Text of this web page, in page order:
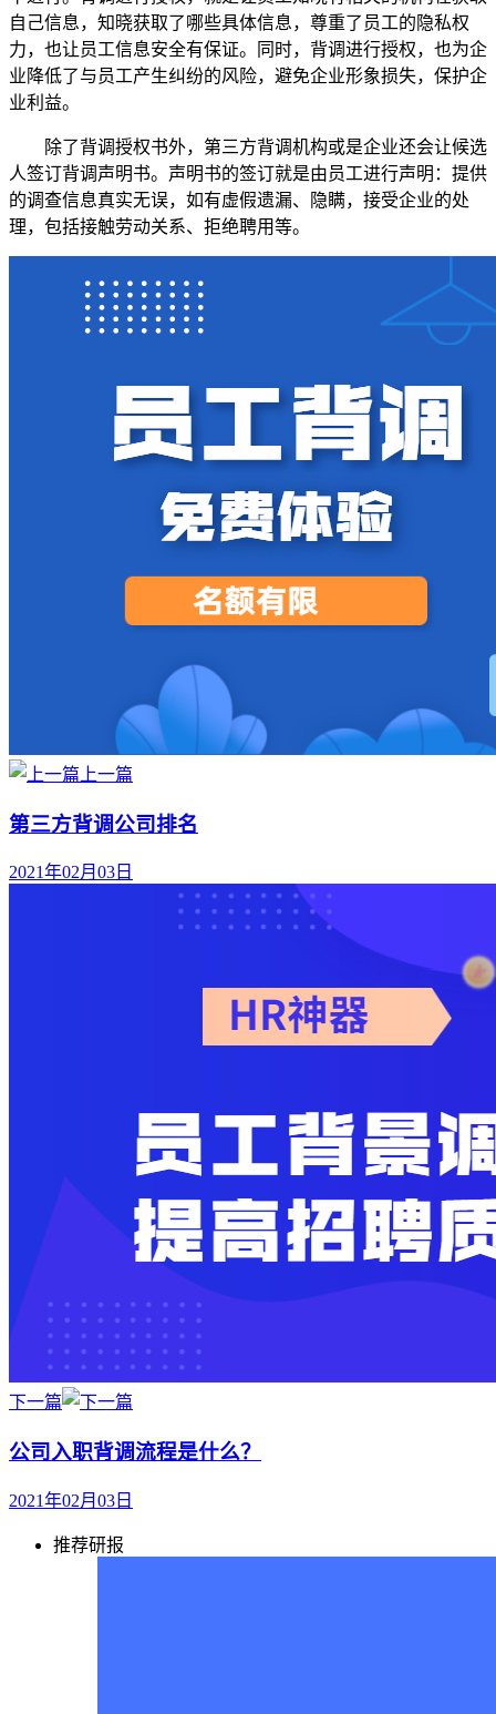
自己信息，知晓获取了哪些具体信息，尊重了员工的隐私权
力，也让员工信息安全有保证。同时，背调进行授权，也为企
业降低了与员工产生纠纷的风险，避免企业形象损失，保护企
业利益。
除了背调授权书外，第三方背调机构或是企业还会让候选
人签订背调声明书。声明书的签订就是由员工进行声明：提供
的调查信息真实无误，如有虚假遗漏、隐瞒，接受企业的处
理，包括接触劳动关系、拒绝聘用等。
上一篇
第三方背调公司排名
2021年02月03日
下一篇
公司入职背调流程是什么？
2021年02月03日
推荐研报